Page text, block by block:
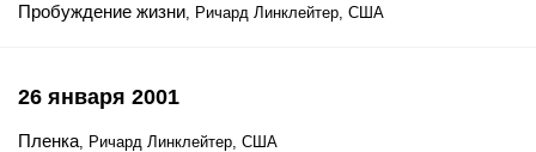
Пробуждение жизни, Ричард Линклейтер, США
26 января 2001
Пленка, Ричард Линклейтер, США